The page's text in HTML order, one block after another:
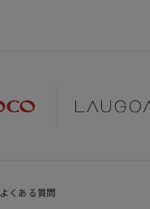
よくある質問